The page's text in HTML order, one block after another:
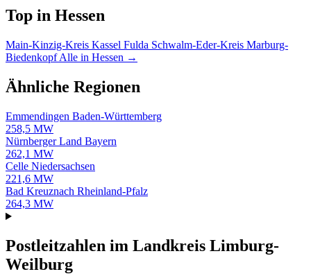
Top in Hessen
Main-Kinzig-Kreis Kassel Fulda Schwalm-Eder-Kreis Marburg-
Biedenkopf Alle in Hessen →
Ähnliche Regionen
Emmendingen Baden-Württemberg
258,5 MW
Nürnberger Land Bayern
262,1 MW
Celle Niedersachsen
221,6 MW
Bad Kreuznach Rheinland-Pfalz
264,3 MW
Postleitzahlen im Landkreis Limburg-
Weilburg